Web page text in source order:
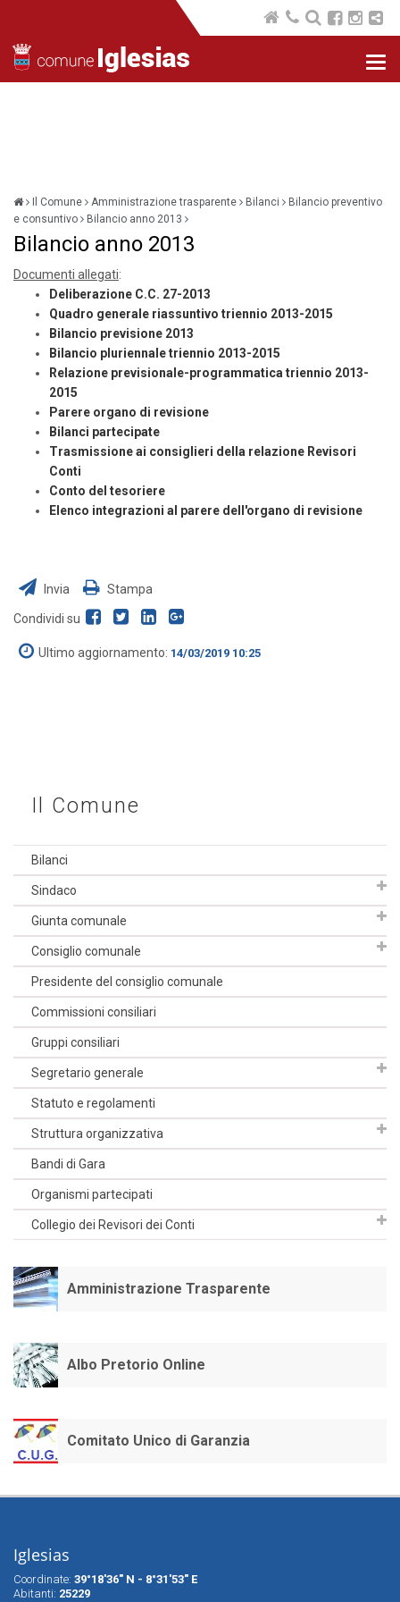
Il Comune Amministrazione trasparente Bilanci
Bilancio preventivo
e consuntivo
Bilancio anno 2013
Bilancio anno 2013
Documenti allegati:
Deliberazione C.C. 27-2013
Quadro generale riassuntivo triennio 2013-2015
Bilancio previsione 2013
Bilancio pluriennale triennio 2013-2015
Relazione previsionale-programmatica triennio 2013-
2015
Parere organo di revisione
Bilanci partecipate
Trasmissione ai consiglieri della relazione Revisori
Conti
Conto del tesoriere
Elenco integrazioni al parere dell'organo di revisione
Invia Stampa
Condividi su
Ultimo aggiornamento: 14/03/2019 10:25
Il Comune
Bilanci
Sindaco
Giunta comunale
Consiglio comunale
Presidente del consiglio comunale
Commissioni consiliari
Gruppi consiliari
Segretario generale
Statuto e regolamenti
Struttura organizzativa
Bandi di Gara
Organismi partecipati
Collegio dei Revisori dei Conti
Amministrazione Trasparente
Albo Pretorio Online
Comitato Unico di Garanzia
Iglesias
Coordinate: 39°18'36" N - 8°31'53" E
Abitanti: 25229